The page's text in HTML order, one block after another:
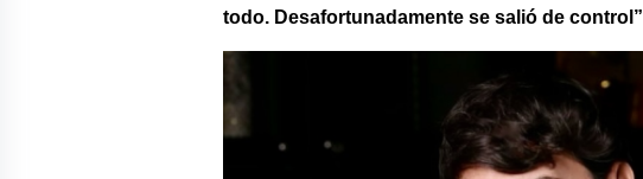
todo. Desafortunadamente se salió de control”